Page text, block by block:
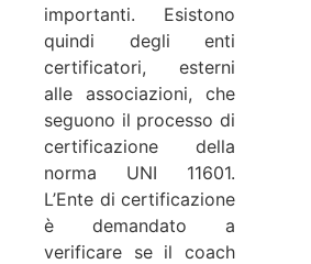
importanti. Esistono
quindi degli enti
certificatori, esterni
alle associazioni, che
seguono il processo di
certificazione della
norma UNI 11601.
L’Ente di certificazione
è demandato a
verificare se il coach